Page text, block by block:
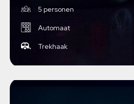
5 personen
Automaat
Trekhaak